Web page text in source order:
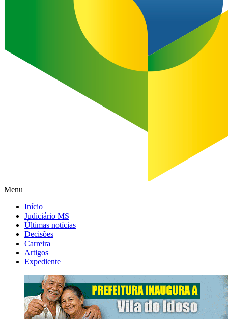
Menu
Início
Judiciário MS
Últimas notícias
Decisões
Carreira
Artigos
Expediente